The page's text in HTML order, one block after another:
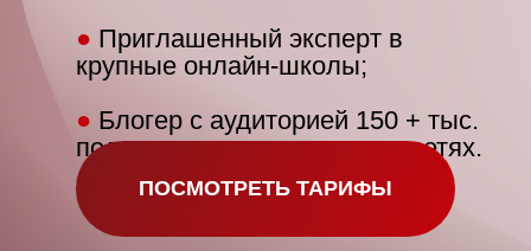
● Приглашенный эксперт в
крупные онлайн-школы;
● Блогер с аудиторией 150 + тыс.
подписчиков в социальных сетях.
ПОСМОТРЕТЬ ТАРИФЫ